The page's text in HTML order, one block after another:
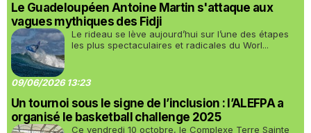
Le Guadeloupéen Antoine Martin s'attaque aux
vagues mythiques des Fidji
Le rideau se lève aujourd’hui sur l’une des étapes
les plus spectaculaires et radicales du Worl...
09/06/2026 13:23
Un tournoi sous le signe de l’inclusion : l’ALEFPA a
organisé le basketball challenge 2025
Ce vendredi 10 octobre, le Complexe Terre Sainte